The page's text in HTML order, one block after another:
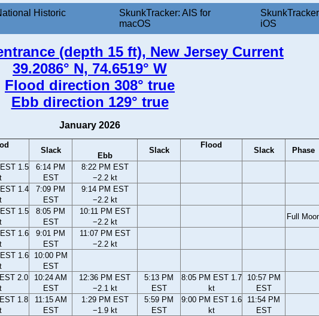
Historic
SkunkTracker: AIS for
macOS
iOS
(depth 15 ft), New Jersey Current
39.2086° N, 74.6519° W
Flood direction 308° true
Ebb direction 129° true
January 2026
Slack
Ebb
Slack
Flood
Slack Phase
1.5
6:14 PM
EST
8:22 PM EST
−2.2 kt
1.4
7:09 PM
EST
9:14 PM EST
−2.2 kt
1.5
8:05 PM
EST
10:11 PM EST
−2.2 kt
Full
1.6
9:01 PM
EST
11:07 PM EST
−2.2 kt
1.6
10:00 PM
EST
2.0
10:24 AM
EST
12:36 PM EST
−2.1 kt
5:13 PM
EST
8:05 PM EST 1.7
kt
10:57 PM
EST
1.8
11:15 AM
EST
1:29 PM EST
−1.9 kt
5:59 PM
EST
9:00 PM EST 1.6
kt
11:54 PM
EST